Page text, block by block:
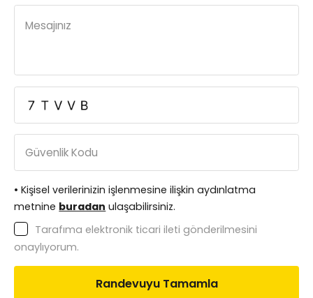
Mesajınız
Güvenlik Kodu
• Kişisel verilerinizin işlenmesine ilişkin aydınlatma
metnine buradan ulaşabilirsiniz.
Tarafıma elektronik ticari ileti gönderilmesini
onaylıyorum.
Randevuyu Tamamla